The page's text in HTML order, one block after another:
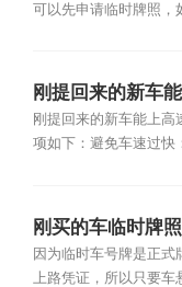
可以先申请临时牌照，
刚提回来的新车
刚提回来的新车能上
项如下：避免车速过快
刚买的车临时牌
因为临时车号牌是正
上路凭证，所以只要车